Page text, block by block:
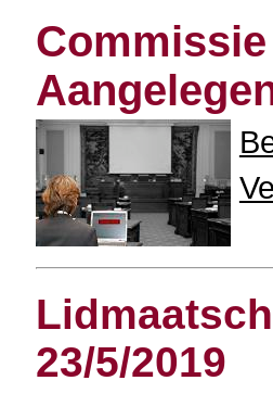
23/5/2019